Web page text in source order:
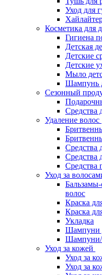
Уход для
Косметика для
Гигиена
Детская
Детские
Детские
Мыло
Шампунь
Сезонный
Средства
Удаление волос
Средства
Средства
Средства
Уход за
волос
Краска
Краска
Укладка
Шампуни
Шампуни/
Уход за кожей
Уход за
Уход за